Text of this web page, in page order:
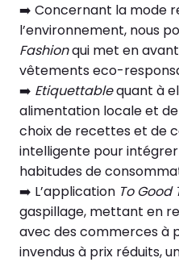
➡️ Concernant la mode
l’environnement, nous
Fashionqui met en
vêtements eco-
➡️ Etiquettablequant à
alimentation locale et
choix de recettes et de
intelligente pour
habitudes de
➡️ L’application To Good
gaspillage, mettant en
avec des commerces à
invendus à prix réduits,